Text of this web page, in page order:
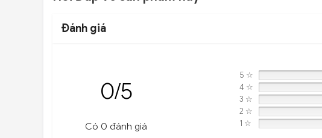
Đánh giá
0/5
Có 0 đánh giá
5 ☆
4 ☆
3 ☆
2 ☆
1 ☆